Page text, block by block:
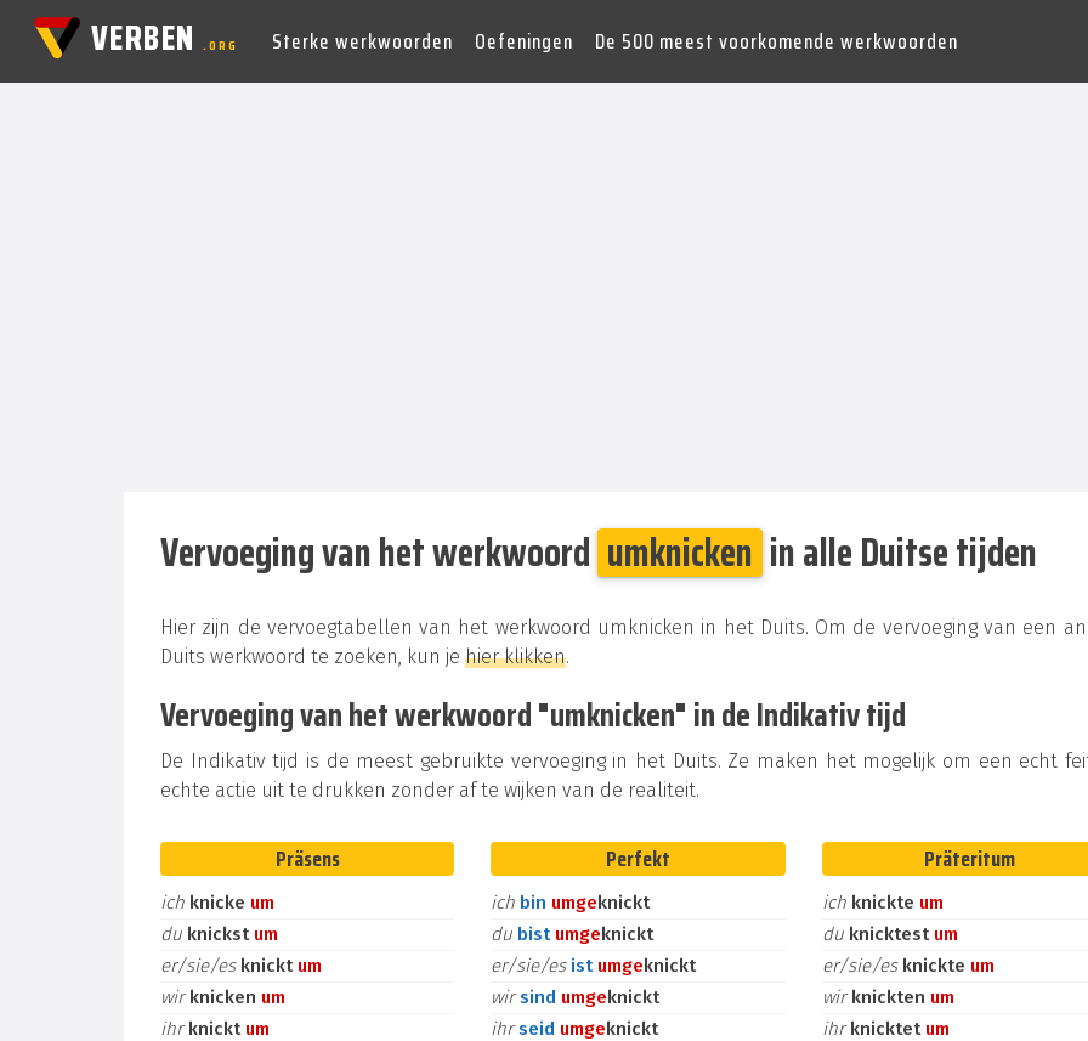
VERBEN.ORG Sterke werkwoorden Oefeningen De 500 meest voorkomende werkwoorden
Vervoeging van het werkwoord umknicken in alle Duitse tijden
Hier zijn de vervoegtabellen van het werkwoord umknicken in het Duits. Om de vervoeging van een
Duits werkwoord te zoeken, kun je hier klikken.
Vervoeging van het werkwoord "umknicken" in de Indikativ tijd
De Indikativ tijd is de meest gebruikte vervoeging in het Duits. Ze maken het mogelijk om een echt
echte actie uit te drukken zonder af te wijken van de realiteit.
Präsens
ich knicke um
du knickst um
er/sie/es knickt um
wirknicken um
ihrknickt um
Perfekt
ich bin umgeknickt
du bist umgeknickt
er/sie/es ist umgeknickt
wirsind umgeknickt
ihrseid umgeknickt
Präteritum
ich knickte um
du knicktest um
er/sie/es knickte um
wirknickten um
ihrknicktet um